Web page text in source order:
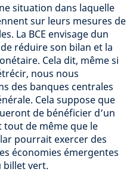
situation dans laquelle
sur leurs mesures de
La BCE envisage dun
réduire son bilan et la
Cela dit, même si
nous nous
des banques centrales
Cela suppose que
de bénéficier d’un
de même que le
pourrait exercer des
économies émergentes
vert.